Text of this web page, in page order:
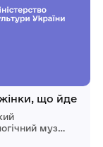
що йде
музей